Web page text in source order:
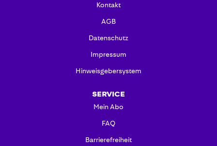
Kontakt
AGB
Datenschutz
Impressum
Hinweisgebersystem
SERVICE
Mein Abo
FAQ
Barrierefreiheit